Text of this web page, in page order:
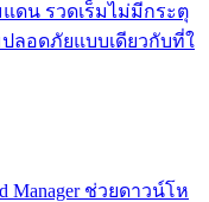
ดน รวดเร็มไม่มีกระตุ
ลอดภัยแบบเดียวกับที่ใ
Manager ช่วยดาวน์โห